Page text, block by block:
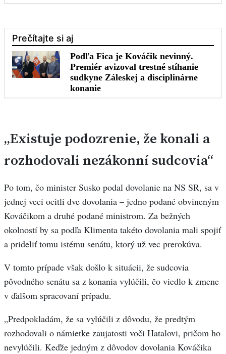
„Existuje podozrenie, že konali a
rozhodovali nezákonní sudcovia“
Po tom, čo minister Susko podal dovolanie na NS SR, sa v
jednej veci ocitli dve dovolania – jedno podané obvineným
Kováčikom a druhé podané ministrom. Za bežných
okolností by sa podľa Klimenta takéto dovolania mali spojiť
a prideliť tomu istému senátu, ktorý už vec prerokúva.
V tomto prípade však došlo k situácii, že sudcovia
pôvodného senátu sa z konania vylúčili, čo viedlo k zmene
v ďalšom spracovaní prípadu.
„Predpokladám, že sa vylúčili z dôvodu, že predtým
rozhodovali o námietke zaujatosti voči Hatalovi, pričom ho
nevylúčili. Keďže jedným z dôvodov dovolania Kováčika